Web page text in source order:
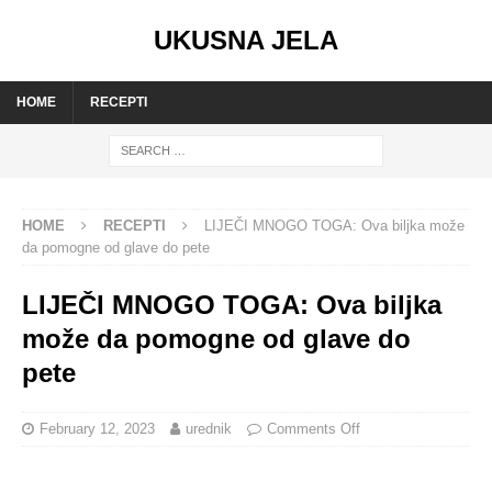
UKUSNA JELA
HOME RECEPTI
HOME RECEPTI
LIJEČI MNOGO TOGA: Ova biljka može
da pomogne od glave do pete
LIJEČI MNOGO TOGA: Ova biljka
može da pomogne od glave do
pete
February 12, 2023 urednik Comments Off